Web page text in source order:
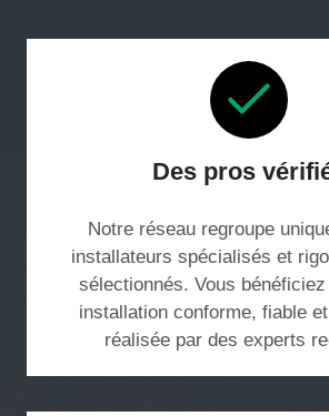
Des pros
Notre réseau regroupe
installateurs spécialisés et
sélectionnés. Vous bénéficiez
installation conforme, fiable
réalisée par des experts